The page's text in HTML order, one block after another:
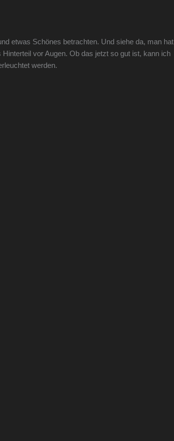
etwas Schönes betrachten. Und siehe da, man hat
vor Augen. Ob das jetzt so gut ist, kann ich
werden.